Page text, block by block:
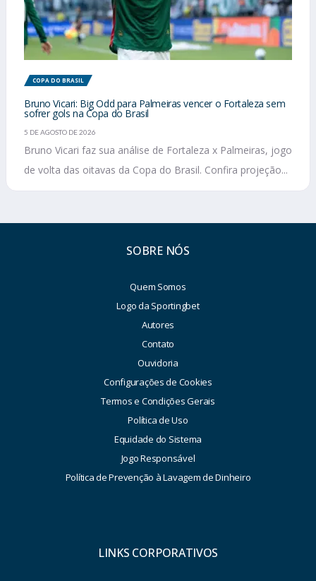
COPA DO BRASIL
Bruno Vicari: Big Odd para Palmeiras vencer o Fortaleza sem
sofrer gols na Copa do Brasil
5 DE AGOSTO DE 2026
Bruno Vicari faz sua análise de Fortaleza x Palmeiras, jogo
de volta das oitavas da Copa do Brasil. Confira projeção...
SOBRE NÓS
Quem Somos
Logo da Sportingbet
Autores
Contato
Ouvidoria
Configurações de Cookies
Termos e Condições Gerais
Política de Uso
Equidade do Sistema
Jogo Responsável
Política de Prevenção à Lavagem de Dinheiro
LINKS CORPORATIVOS